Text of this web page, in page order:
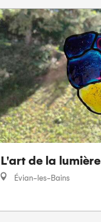
L'art de la lumière
Évian-les-Bains